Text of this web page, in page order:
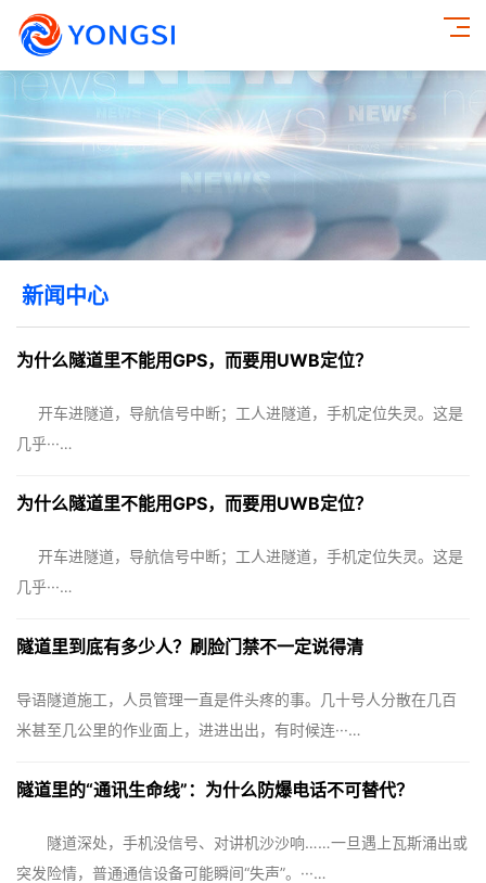
新闻中心
为什么隧道里不能用GPS，而要用UWB定位？
开车进隧道，导航信号中断；工人进隧道，手机定位失灵。这是
几乎···…
为什么隧道里不能用GPS，而要用UWB定位？
开车进隧道，导航信号中断；工人进隧道，手机定位失灵。这是
几乎···…
隧道里到底有多少人？刷脸门禁不一定说得清
导语隧道施工，人员管理一直是件头疼的事。几十号人分散在几百
米甚至几公里的作业面上，进进出出，有时候连···…
隧道里的“通讯生命线”：为什么防爆电话不可替代？
隧道深处，手机没信号、对讲机沙沙响……一旦遇上瓦斯涌出或
突发险情，普通通信设备可能瞬间“失声”。···…